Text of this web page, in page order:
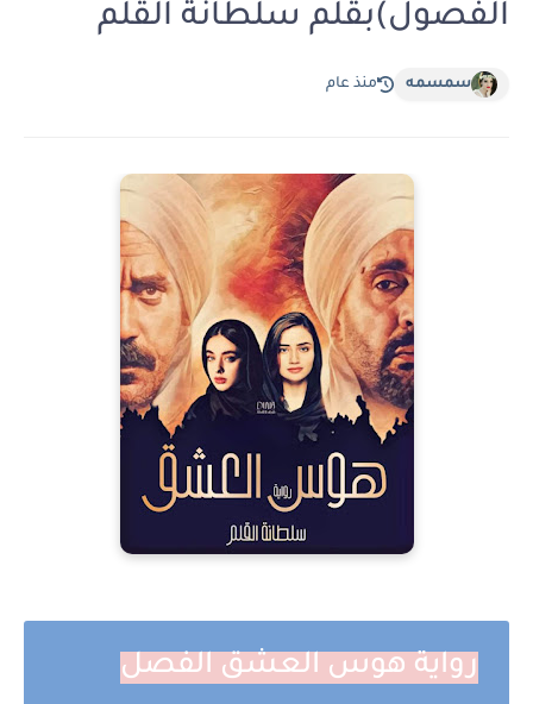
الفصول)بقلم سلطانة القلم
سمسمه منذ عام
رواية هوس العشق الفصل